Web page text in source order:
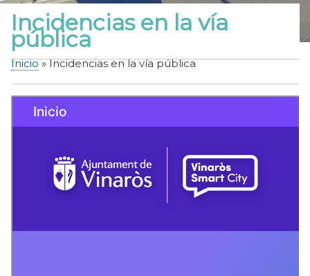
Incidencias en la vía
pública
enlaces
ayuda
navegación
Inicio Incidencias en la vía pública